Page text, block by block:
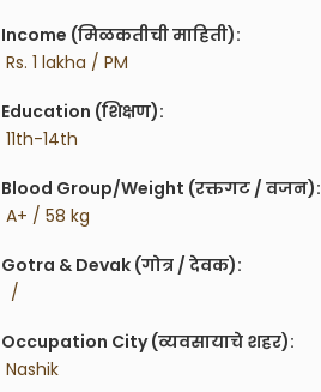
Income (मिळकतीची माहिती):
Rs. 1 lakha / PM
Education (शिक्षण):
11th-14th
Blood Group/Weight (रक्तगट / वजन):
A+ / 58 kg
Gotra & Devak (गोत्र / देवक):
  /
Occupation City (व्यवसायाचे शहर):
Nashik